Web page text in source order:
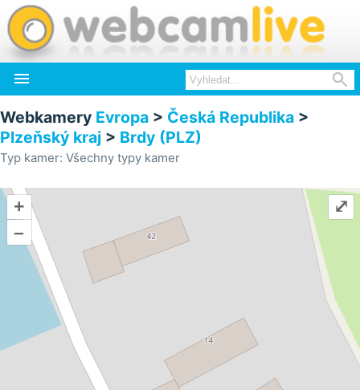
 
Webkamery Evropa > Česká Republika >
Plzeňský kraj > Brdy (PLZ)
Typ kamer: Všechny typy kamer
+
–
⤢